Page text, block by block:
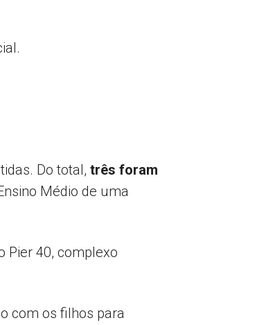
Do total, três foram
Médio de uma
Pier 40, complexo
com os filhos para